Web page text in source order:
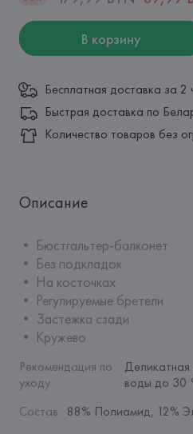
В корзину
Бесплатная доставка за
Быстрая доставка по
Количество товаров без
Описание
• Бюстгальтер-балконет
• Без подкладок
• На косточках
• Регулируемые бретели
• Застежка сзади
• Кружево
Рекомендация по
уходу:
Деликатная
воды до 30
Состав: 88% Полиамид, 12%